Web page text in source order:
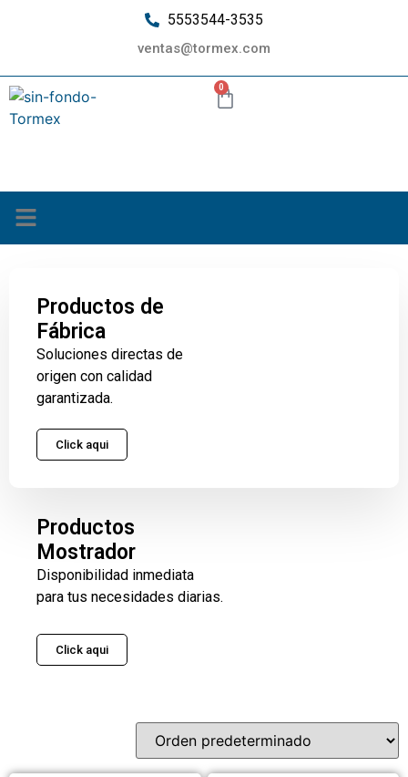
5553544-3535
ventas@tormex.com
0
Productos de
Fábrica
Soluciones directas de
origen con calidad
garantizada.
Click aqui
Productos
Mostrador
Disponibilidad inmediata
para tus necesidades diarias.
Click aqui